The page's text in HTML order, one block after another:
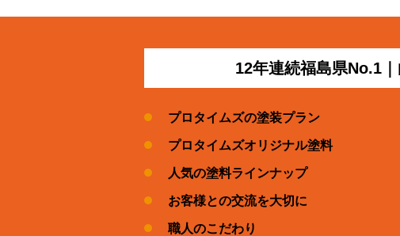
12年連続福島県No.1
プロタイムズの塗装プラン
プロタイムズオリジナル塗料
人気の塗料ラインナップ
お客様との交流を大切に
職人のこだわり